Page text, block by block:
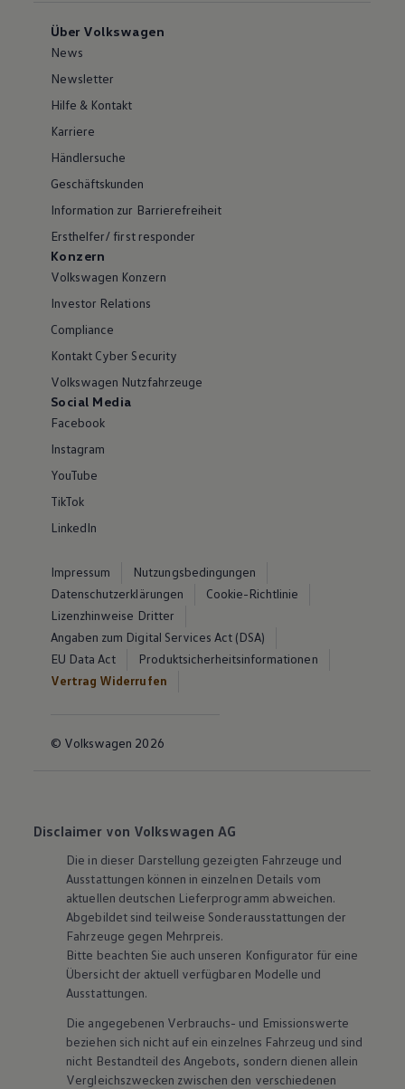
Über Volkswagen
News
Newsletter
Hilfe & Kontakt
Karriere
Händlersuche
Geschäftskunden
Information zur Barrierefreiheit
Ersthelfer/ first responder
Konzern
Volkswagen Konzern
Investor Relations
Compliance
Kontakt Cyber Security
Volkswagen Nutzfahrzeuge
Social Media
Facebook
Instagram
YouTube
TikTok
LinkedIn
Impressum
Nutzungsbedingungen
Datenschutzerklärungen
Cookie-Richtlinie
Lizenzhinweise Dritter
Angaben zum Digital Services Act (DSA)
EU Data Act
Produktsicherheitsinformationen
Vertrag Widerrufen
© Volkswagen 2026
Disclaimer von Volkswagen AG
Die in dieser Darstellung gezeigten Fahrzeuge und
Ausstattungen können in einzelnen Details vom
aktuellen deutschen Lieferprogramm abweichen.
Abgebildet sind teilweise Sonderausstattungen der
Fahrzeuge gegen Mehrpreis.
Bitte beachten Sie auch unseren Konfigurator für eine
Übersicht der aktuell verfügbaren Modelle und
Ausstattungen.
Die angegebenen Verbrauchs- und Emissionswerte
beziehen sich nicht auf ein einzelnes Fahrzeug und sind
nicht Bestandteil des Angebots, sondern dienen allein
Vergleichszwecken zwischen den verschiedenen